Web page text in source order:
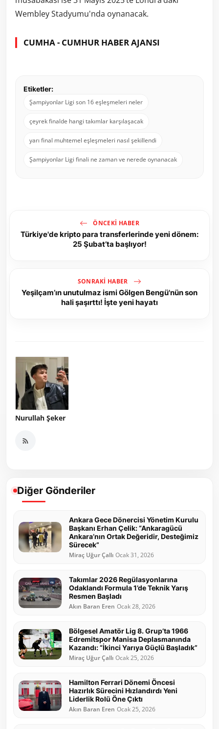
Wembley Stadyumu'nda oynanacak.
CUMHA - CUMHUR HABER AJANSI
Etiketler:
Şampiyonlar Ligi son 16 eşleşmeleri neler
çeyrek finalde hangi takımlar karşılaşacak
yarı final muhtemel eşleşmeleri nasıl şekillendi
Şampiyonlar Ligi finali ne zaman ve nerede oynanacak
ÖNCEKI HABER
Türkiye'de kripto para transferlerinde yeni dönem:
25 Şubat’ta başlıyor!
SONRAKI HABER
Yeşilçam’ın unutulmaz ismi Gölgen Bengü'nün son
hali şaşırttı! İşte yeni hayatı
Nurullah Şeker
Diğer Gönderiler
Ankara Gece Dönercisi Yönetim Kurulu
Başkanı Erhan Çelik: “Ankaragücü
Ankara’nın Ortak Değeridir, Desteğimiz
Sürecek”
Miraç Uğur Çallı Ocak 31, 2026
Takımlar 2026 Regülasyonlarına
Odaklandı Formula 1’de Teknik Yarış
Resmen Başladı
Akın Baran Eren Ocak 28, 2026
Bölgesel Amatör Lig 8. Grup’ta 1966
Edremitspor Manisa Deplasmanında
Kazandı: “İkinci Yarıya Güçlü Başladık”
Miraç Uğur Çallı Ocak 25, 2026
Hamilton Ferrari Dönemi Öncesi
Hazırlık Sürecini Hızlandırdı Yeni
Liderlik Rolü Öne Çıktı
Akın Baran Eren Ocak 25, 2026